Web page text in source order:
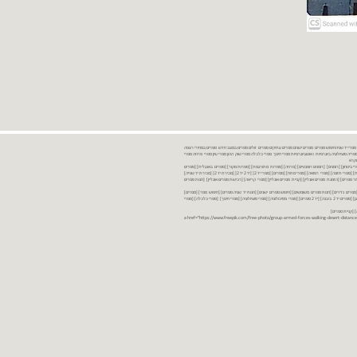
ספרים יד שניה ספרים משומשים ספרים חדשים ספרים יד 2 מכירת ספרים יד שניה ספרי יד שניהחיפוש ספרים ספרים ישנים ספרים עתיקים ספרים זולים ספרים במצב חדש ספרים במחירי רצפה
במבצע ספרים יד 2 ברמת גן ספרים יד 2 ביבנה יד 2 ספרים ספרי פסיכולוגיה ספריה סוציולוגיה ביוגרפיות ו אוטוביוגרפיות ספרי חינוך ספרי כלכלה ספרי שוק ההון ספרי עיון ספרי פרוזה ספרי
ביטחון] [רומנים] [רומנים רומנטיים] [פרוזה] [ספרות מתורגמת] [ספרות מקור] [ספרים באנגלית] [ספרים
חדשים מהחנות] [ספרים מומלצים] [ספרי בישול] [ספרי עידן חדש] [ספרי עסקים] [ספרי מורשת] [מחזות] [ספרי שירה] [ספרי בריאות] [ספרי תזונה] [ספרי רפואה] [ספרי מתח] [ספרים] [ספרי יד 2[ [יד 2 יד 2[ [מכירת יד 2[ [מכירת יד שנייה]
יד 2[ [ספר] [ספרים יד 2[ [הזמנת ספרים] [יד 2 ספרים] [ספרים בזול] [אתר ספרים] [הזמנת ספרים אונליין] [קניית ספרים אונליין] [ספרי קריאה] [רכישת ספרים אונליין] [חנות ספרים
נדירים] [חנות ספרים משומשים] [חיפוש ספרים ישנים] [חנות יד שניה ספרים] [חיפוש ספר] [ספרים]
[חנות ספרים זולים] [ספרים חדשים] [ספרים במחירי רצפה] [ספרים במשלוח חינם] [ספרים במשלוח עד הבית] [ספרים יד 2 ברמת גן] [ספרים יד 2 ביבנה] [יד 2 ספרים] [ספרי פסיכולוגיה] [ספרי סוציולוגיה] [ספרי חינוך] [ספרי כלכלה] [ספרי
[קניית ספרים]
<a href="https://www.freepik.com/free-photo/group-armed-forces-walking-desert-